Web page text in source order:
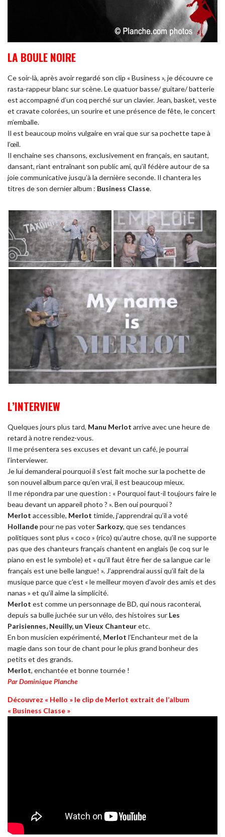
LA BOULE NOIRE
Ce soir-là, après avoir regardé son clip « Business », je découvre ce
rasta-rappeur blanc sur scène. Le quatuor basse/ guitare/ batterie
est accompagné d’un coq perché sur un clavier. Jean, basket, veste
et cravate colorées, un sourire et une présence de fête, le concert
m’emballe.
Il est beaucoup moins vulgaire en vrai que sur sa pochette tape à
l’œil.
Il enchaine ses chansons, exclusivement en français, en sautant,
dansant, riant entraînant son public ami, qu’il fédère autour de sa
joie communicative jusqu’à la dernière seconde. Il chantera les
titres de son dernier album : Business Classe.
L’INTERVIEW
Quelques jours plus tard, Manu Merlot arrive avec une heure de
retard à notre rendez-vous.
Il me présentera ses excuses et devant un café, je pourrai
l’interviewer.
Je lui demanderai pourquoi il s’est fait moche sur la pochette de
son nouvel album parce qu’en vrai, il est beaucoup mieux.
Il me répondra par une question : « Pourquoi faut-il toujours faire le
beau devant un appareil photo ? ». Ben oui pourquoi ?
Merlot accessible, Merlot timide, j’apprendrai qu’il a voté
Hollandepour ne pas voterSarkozy, que ses tendances
politiques sont plus « coco » (rico) qu’autre chose, qu’il ne supporte
pas que des chanteurs français chantent en anglais (le coq sur le
piano en est le symbole) et « qu’il faut être fier de sa langue car le
français est une belle langue! ». J’apprendrai aussi qu’il fait de la
musique parce que c’est « le meilleur moyen d’avoir des amis et des
nanas » et qu’il aime la simplicité.
Merlot est comme un personnage de BD, qui nous raconterai,
depuis sa bulle juchée sur un vélo, des histoires sur Les
Parisiennes, Neuilly, un Vieux Chanteuretc.
En bon musicien expérimenté, Merlot l’Enchanteur met de la
magie dans son tour de chant pour le plus grand bonheur des
petits et des grands.
Merlot, enchantée et bonne tournée !
Par Dominique Planche
Découvrez « Hello » le clip de Merlot extrait de l’album
« Business Classe »